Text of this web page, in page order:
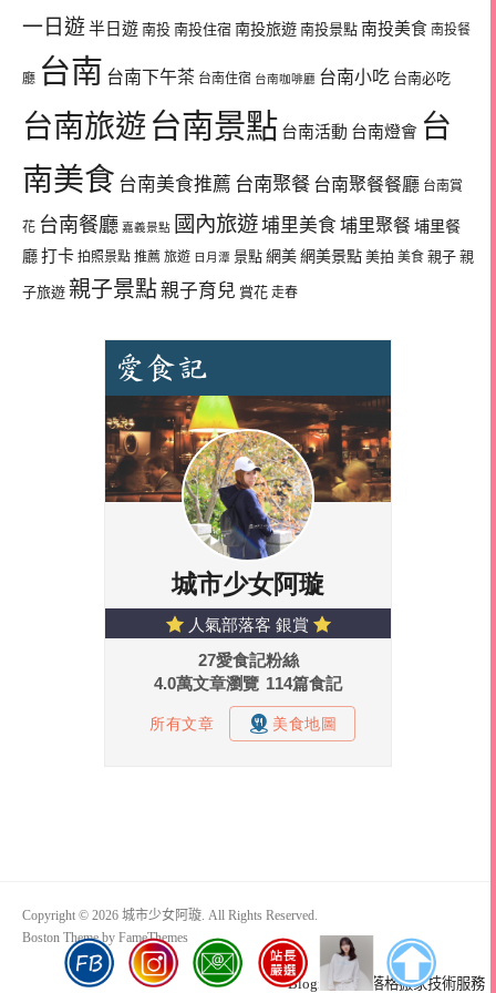
一日遊半日遊 南投 南投住宿 南投旅遊 南投景點 南投美食 南投餐
廳 台南 台南下午茶 台南住宿 台南咖啡廳 台南小吃 台南必吃
台南旅遊 台南景點 台南活動 台南燈會 台
南美食 台南美食推薦 台南聚餐 台南聚餐餐廳 台南賞
花 台南餐廳 嘉義景點 國內旅遊埔里美食 埔里聚餐埔里餐
廳打卡 拍照景點 推薦 旅遊 日月潭 景點 網美網美景點 美拍 美食 親子 親
子旅遊 親子景點親子育兒 賞花 走春
Copyright © 2026 城市少女阿璇. All Rights Reserved.
Boston Theme by FameThemes
Blogimove部落格搬家技術服務